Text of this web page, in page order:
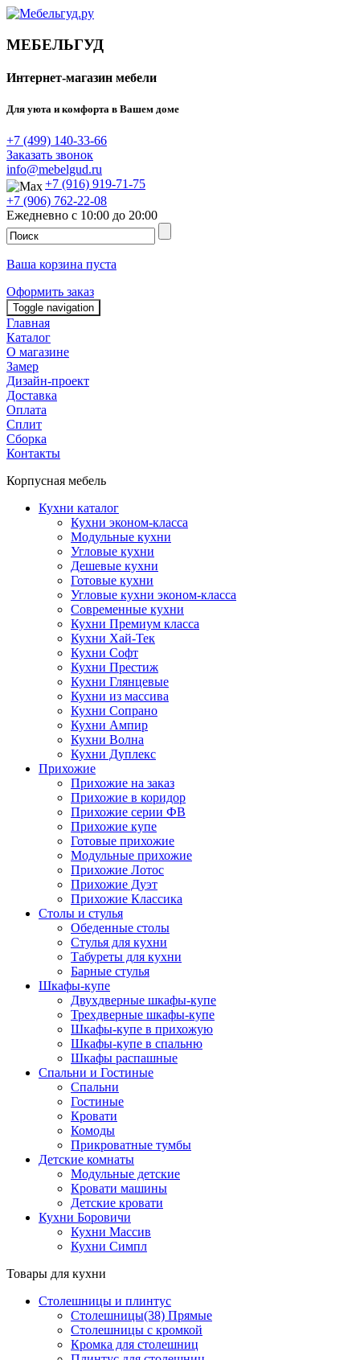
МЕБЕЛЬГУД
Интернет-магазин мебели
Для уюта и комфорта в Вашем доме
+7 (499) 140-33-66
Заказать звонок
info@mebelgud.ru
+7 (916) 919-71-75
+7 (906) 762-22-08
Ежедневно с 10:00 до 20:00
Ваша корзина пуста
Оформить заказ
Toggle navigation
Главная
Каталог
О магазине
Замер
Дизайн-проект
Доставка
Оплата
Сплит
Сборка
Контакты
Корпусная мебель
Кухни каталог
Кухни эконом-класса
Модульные кухни
Угловые кухни
Дешевые кухни
Готовые кухни
Угловые кухни эконом-класса
Современные кухни
Кухни Премиум класса
Кухни Хай-Тек
Кухни Софт
Кухни Престиж
Кухни Глянцевые
Кухни из массива
Кухни Сопрано
Кухни Ампир
Кухни Волна
Кухни Дуплекс
Прихожие
Прихожие на заказ
Прихожие в коридор
Прихожие серии ФВ
Прихожие купе
Готовые прихожие
Модульные прихожие
Прихожие Лотос
Прихожие Дуэт
Прихожие Классика
Столы и стулья
Обеденные столы
Стулья для кухни
Табуреты для кухни
Барные стулья
Шкафы-купе
Двухдверные шкафы-купе
Трехдверные шкафы-купе
Шкафы-купе в прихожую
Шкафы-купе в спальню
Шкафы распашные
Спальни и Гостиные
Спальни
Гостиные
Кровати
Комоды
Прикроватные тумбы
Детские комнаты
Модульные детские
Кровати машины
Детские кровати
Кухни Боровичи
Кухни Массив
Кухни Симпл
Товары для кухни
Столешницы и плинтус
Столешницы(38) Прямые
Столешницы с кромкой
Кромка для столешниц